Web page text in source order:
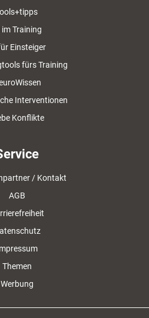
im Training
Einsteiger
fürs Training
Interventionen
Konflikte
/ Kontakt
AGB
Themen
Werbung